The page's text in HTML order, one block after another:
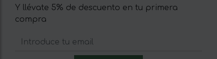
Y llévate 5% de descuento en tu primera
compra